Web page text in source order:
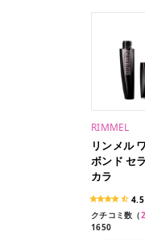
RIMMEL
リンメル
ボンド セ
カラ
4.5
クチコミ数（2
1650